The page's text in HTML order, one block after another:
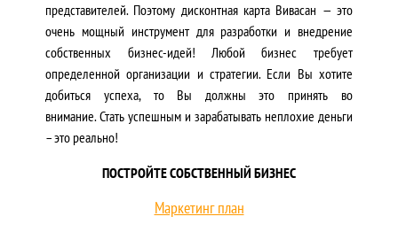
представителей. Поэтому дисконтная карта Вивасан — это
очень мощный инструмент для разработки и внедрение
собственных бизнес-идей! Любой бизнес требует
определенной организации и стратегии. Если Вы хотите
добиться успеха, то Вы должны это принять во
внимание. Стать успешным и зарабатывать неплохие деньги
– это реально!
ПОСТРОЙТЕ СОБСТВЕННЫЙ БИЗНЕС
Маркетинг план